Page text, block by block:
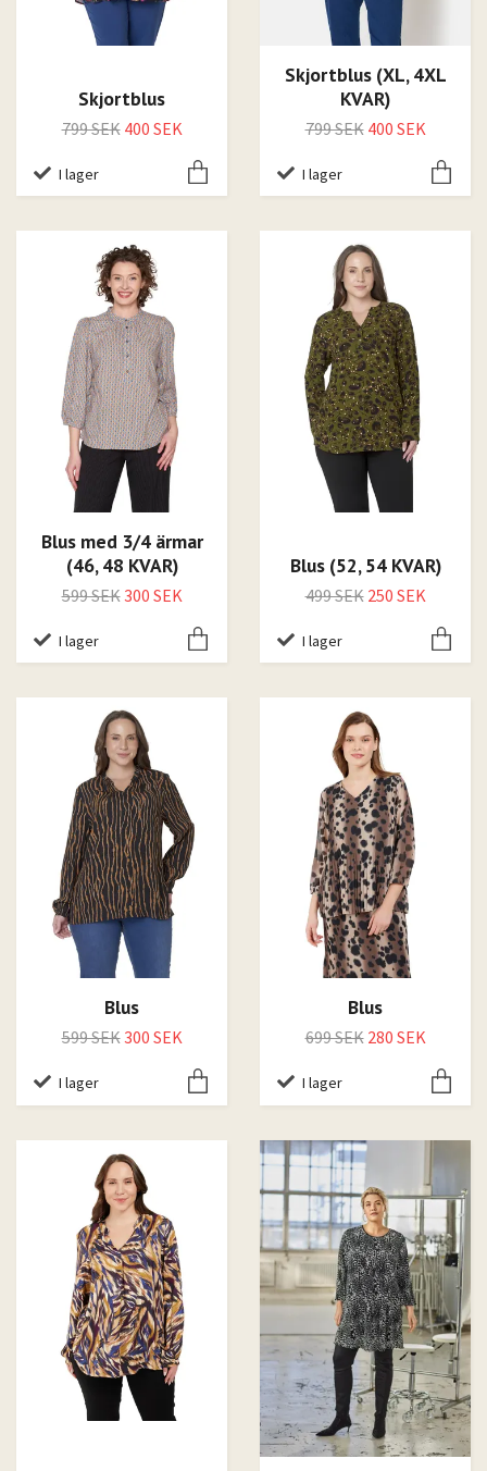
Skjortblus
799 SEK 400 SEK
I lager
Skjortblus (XL, 4XL
KVAR)
799 SEK 400 SEK
I lager
Blus med 3/4 ärmar
(46, 48 KVAR)
599 SEK300 SEK
I lager
Blus (52, 54 KVAR)
499 SEK 250 SEK
I lager
Blus
599 SEK300 SEK
I lager
Blus
699 SEK 280 SEK
I lager